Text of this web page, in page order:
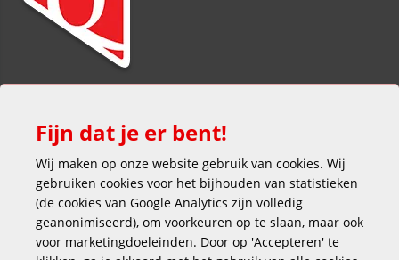
Veilig en gemakkelijk betalen
Fijn dat je er bent!
Wij maken op onze website gebruik van cookies. Wij
gebruiken cookies voor het bijhouden van statistieken
(de cookies van Google Analytics zijn volledig
geanonimiseerd), om voorkeuren op te slaan, maar ook
voor marketingdoeleinden. Door op 'Accepteren' te